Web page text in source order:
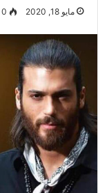
مايو 18, 2020 0